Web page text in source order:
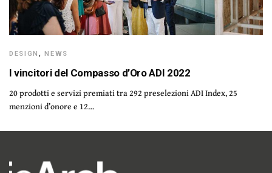
DESIGN ,NEWS
I vincitori del Compasso d’Oro ADI 2022
20 prodotti e servizi premiati tra 292 preselezioni ADI Index, 25
menzioni d’onore e 12…